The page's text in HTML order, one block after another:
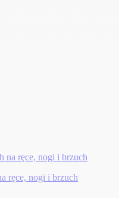
ręce, nogi i brzuch